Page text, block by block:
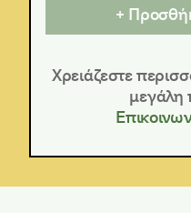
Χρειάζεστε
μεγάλη